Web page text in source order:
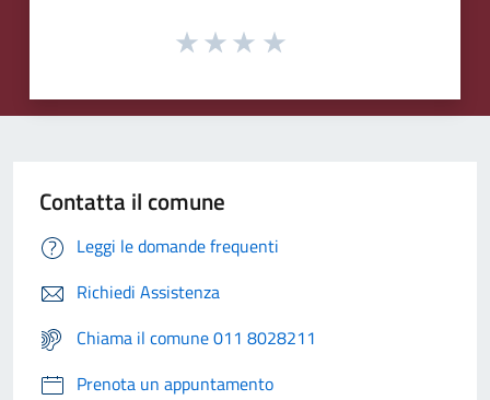
Contatta il comune
Leggi le domande frequenti
Richiedi Assistenza
Chiama il comune 011 8028211
Prenota un appuntamento